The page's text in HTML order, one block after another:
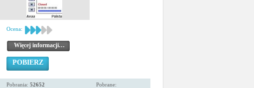
Ocena:
Więcej informacji…
POBIERZ
Pobrania: 52652
Pobrane: